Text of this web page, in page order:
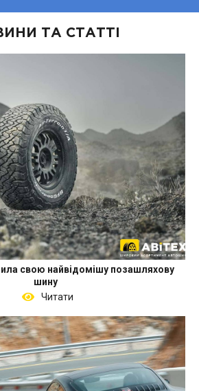
ТА СТАТТІ
свою найвідомішу позашляхову
шину
Читати